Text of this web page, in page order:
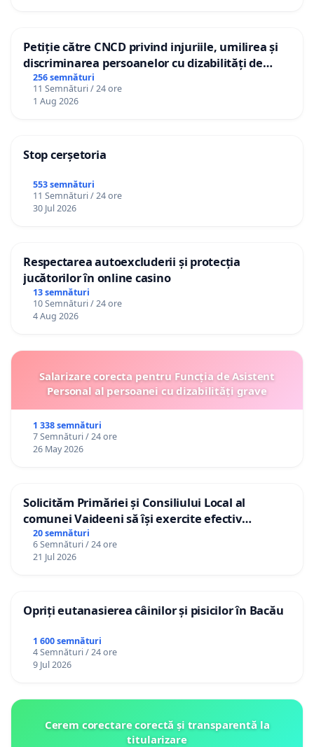
Petiție către CNCD privind injuriile, umilirea și
discriminarea persoanelor cu dizabilități de
către utilizatorul TikTok „Gorici”
256 semnături
11 Semnături / 24 ore
1 Aug 2026
Stop cerșetoria
553 semnături
11 Semnături / 24 ore
30 Jul 2026
Respectarea autoexcluderii și protecția
jucătorilor în online casino
13 semnături
10 Semnături / 24 ore
4 Aug 2026
Salarizare corecta pentru Funcția de Asistent
Personal al persoanei cu dizabilități grave
1 338 semnături
7 Semnături / 24 ore
26 May 2026
Solicităm Primăriei și Consiliului Local al
comunei Vaideeni să își exercite efectiv
atribuțiile legale și să reprezinte interesele
cetățenilor în raport cu APAVIL S.A, operatorul
serviciului de apă!
20 semnături
6 Semnături / 24 ore
21 Jul 2026
Opriți eutanasierea câinilor și pisicilor în Bacău
1 600 semnături
4 Semnături / 24 ore
9 Jul 2026
Cerem corectare corectă și transparentă la
titularizare